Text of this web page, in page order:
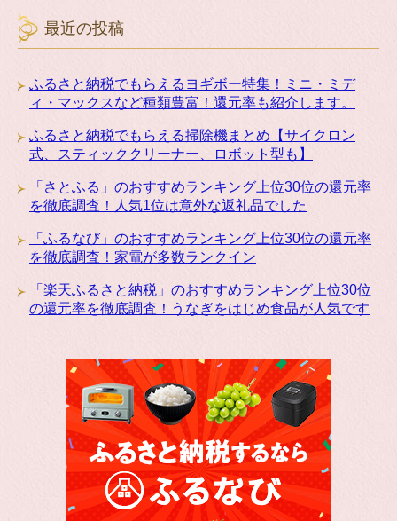
最近の投稿
ふるさと納税でもらえるヨギボー特集！ミニ・ミデ
ィ・マックスなど種類豊富！還元率も紹介します。
ふるさと納税でもらえる掃除機まとめ【サイクロン
式、スティッククリーナー、ロボット型も】
「さとふる」のおすすめランキング上位30位の還元率
を徹底調査！人気1位は意外な返礼品でした
「ふるなび」のおすすめランキング上位30位の還元率
を徹底調査！家電が多数ランクイン
「楽天ふるさと納税」のおすすめランキング上位30位
の還元率を徹底調査！うなぎをはじめ食品が人気です